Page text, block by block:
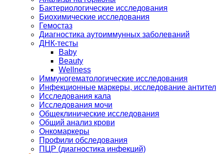
Бактериологические исследования
Биохимические исследования
Гемостаз
Диагностика аутоиммунных заболеваний
ДНК-тесты
Baby
Beauty
Wellness
Иммуногематологические исследования
Инфекционные маркеры, исследование антител
Исследования кала
Исследования мочи
Общеклинические исследования
Общий анализ крови
Онкомаркеры
Профили обследования
ПЦР (диагностика инфекций)